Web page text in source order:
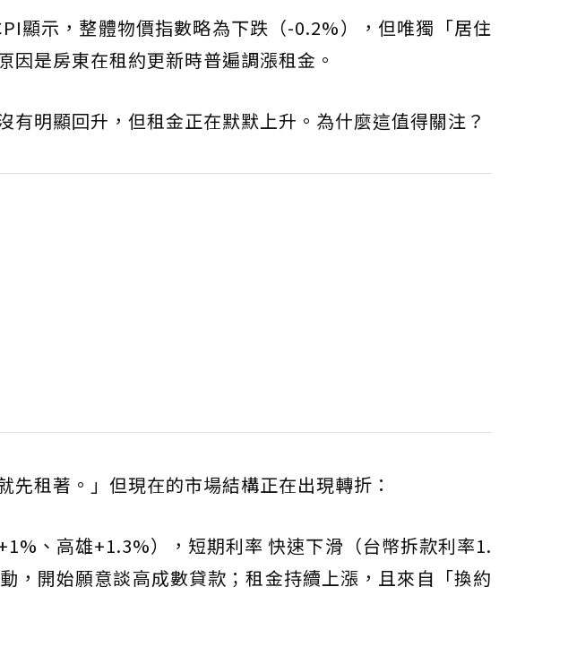
顯示，整體物價指數略為下跌（-0.2%），但唯獨「居住
因是房東在租約更新時普遍調漲租金。
有明顯回升，但租金正在默默上升。為什麼這值得關注？
先租著。」但現在的市場結構正在出現轉折：
、高雄+1.3%），短期利率 快速下滑（台幣拆款利率1.
，開始願意談高成數貸款；租金持續上漲，且來自「換約